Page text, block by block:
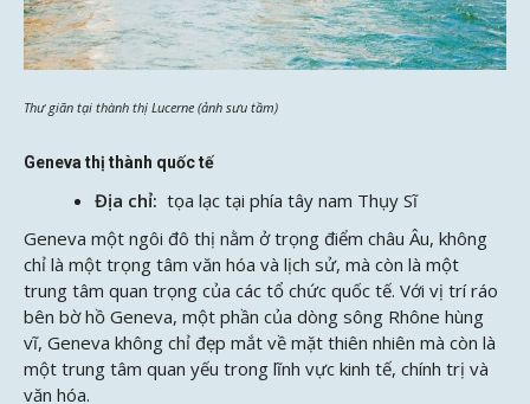
Thư giãn tại thành thị Lucerne (ảnh sưu tầm)
Geneva thị thành quốc tế
Địa chỉ: tọa lạc tại phía tây nam Thụy Sĩ
Geneva một ngôi đô thị nằm ở trọng điểm châu Âu, không
chỉ là một trọng tâm văn hóa và lịch sử, mà còn là một
trung tâm quan trọng của các tổ chức quốc tế. Với vị trí ráo
bên bờ hồ Geneva, một phần của dòng sông Rhône hùng
vĩ, Geneva không chỉ đẹp mắt về mặt thiên nhiên mà còn là
một trung tâm quan yếu trong lĩnh vực kinh tế, chính trị và
văn hóa.